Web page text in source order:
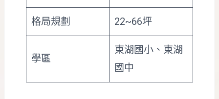
格局規劃 22~66坪
學區
東湖國小、東湖
國中